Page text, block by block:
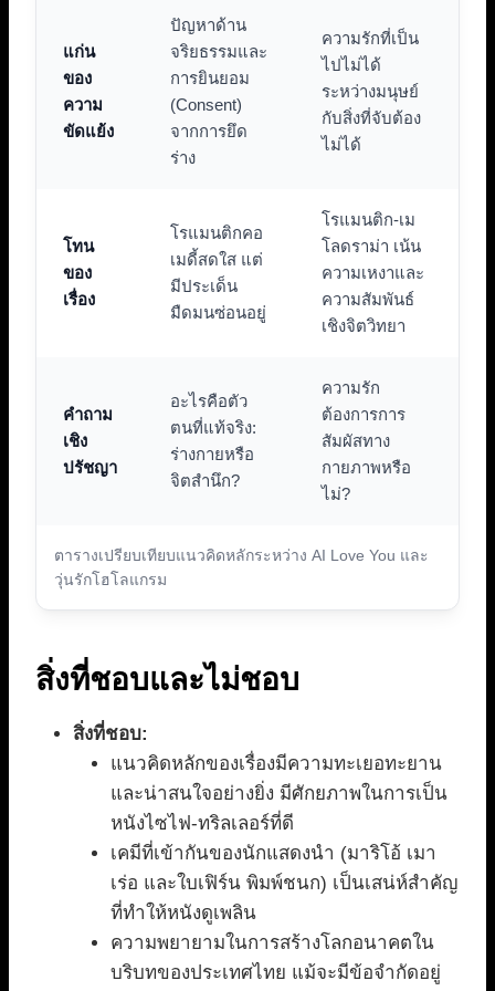
ตารางเปรียบเทียบแนวคิดหลักระหว่าง AI Love You และ
วุ่นรักโฮโลแกรม
แก่น
ของ
ความ
ขัดแย้ง
ปัญหาด้าน
จริยธรรมและ
การยินยอม
(Consent)
จากการยึด
ร่าง
ความรักที่เป็น
ไปไม่ได้
ระหว่างมนุษย์
กับสิ่งที่จับต้อง
ไม่ได้
โทน
ของ
เรื่อง
โรแมนติกคอ
เมดี้สดใส แต่
มีประเด็น
มืดมนซ่อนอยู่
โรแมนติก-เม
โลดราม่า เน้น
ความเหงาและ
ความสัมพันธ์
เชิงจิตวิทยา
คำถาม
เชิง
ปรัชญา
อะไรคือตัว
ตนที่แท้จริง:
ร่างกายหรือ
จิตสำนึก?
ความรัก
ต้องการการ
สัมผัสทาง
กายภาพหรือ
ไม่?
สิ่งที่ชอบและไม่ชอบ
สิ่งที่ชอบ:
แนวคิดหลักของเรื่องมีความทะเยอทะยาน
และน่าสนใจอย่างยิ่ง มีศักยภาพในการเป็น
หนังไซไฟ-ทริลเลอร์ที่ดี
เคมีที่เข้ากันของนักแสดงนำ (มาริโอ้ เมา
เร่อ และใบเฟิร์น พิมพ์ชนก) เป็นเสน่ห์สำคัญ
ที่ทำให้หนังดูเพลิน
ความพยายามในการสร้างโลกอนาคตใน
บริบทของประเทศไทย แม้จะมีข้อจำกัดอยู่